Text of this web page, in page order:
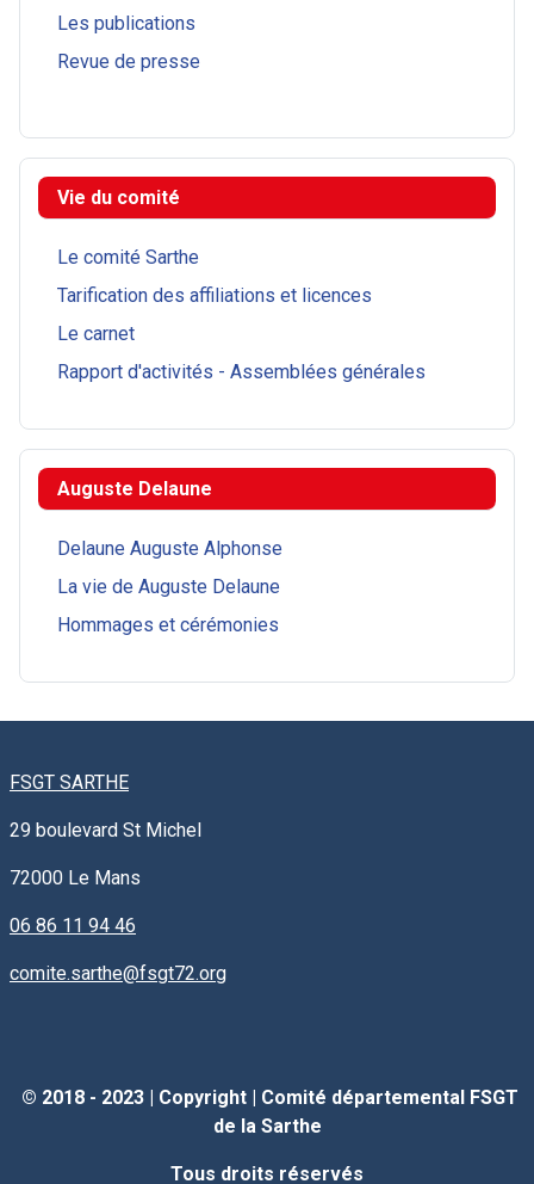
Les publications
Revue de presse
Vie du comité
Le comité Sarthe
Tarification des affiliations et licences
Le carnet
Rapport d'activités - Assemblées générales
Auguste Delaune
Delaune Auguste Alphonse
La vie de Auguste Delaune
Hommages et cérémonies
FSGT SARTHE
29 boulevard St Michel
72000 Le Mans
06 86 11 94 46
comite.sarthe@fsgt72.org
© 2018 - 2023 | Copyright| Comité départemental FSGT
de la Sarthe
Tous droits réservés